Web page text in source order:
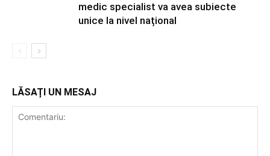
medic specialist va avea subiecte
unice la nivel național
LĂSAȚI UN MESAJ